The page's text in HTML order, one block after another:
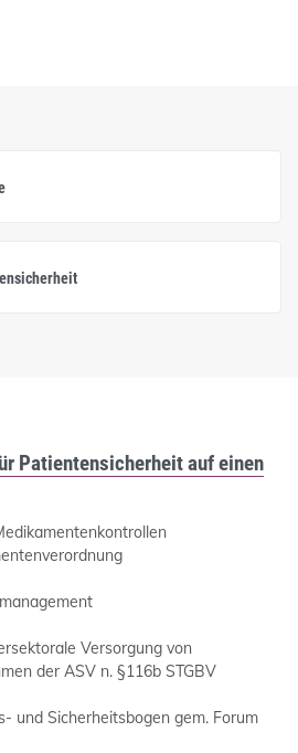
Patientensicherheit auf einen
Versorgung von
der ASV n. §116b STGBV
und Sicherheitsbogen gem. Forum